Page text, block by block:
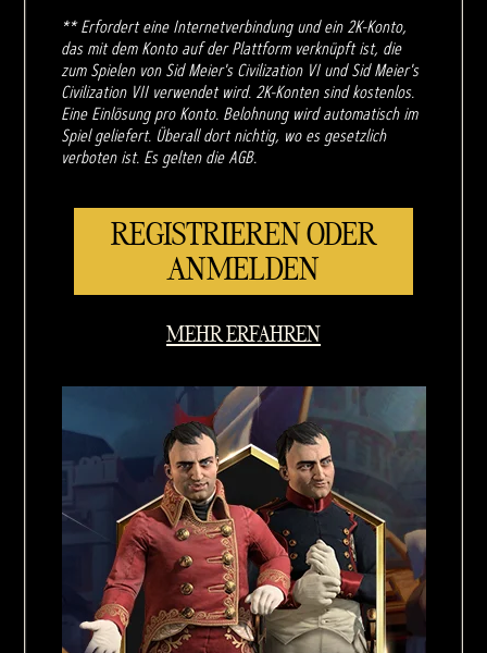
** Erfordert eine Internetverbindung und ein 2K-Konto,
das mit dem Konto auf der Plattform verknüpft ist, die
zum Spielen von Sid Meier's Civilization VI und Sid Meier's
Civilization VII verwendet wird. 2K-Konten sind kostenlos.
Eine Einlösung pro Konto. Belohnung wird automatisch im
Spiel geliefert. Überall dort nichtig, wo es gesetzlich
verboten ist. Es gelten die AGB.
REGISTRIEREN ODER
ANMELDEN
MEHR ERFAHREN